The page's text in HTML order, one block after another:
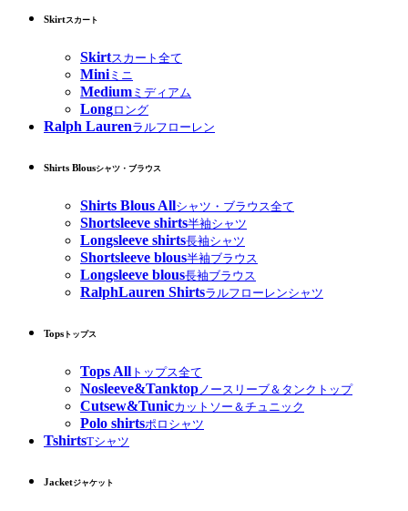
Skirtスカート
Skirtスカート全て
Miniミニ
Medium ミディアム
Longロング
Ralph Laurenラルフローレン
Shirts Blousシャツ・ブラウス
Shirts Blous Allシャツ・ブラウス全て
Shortsleeve shirts半袖シャツ
Longsleeve shirts長袖シャツ
Shortsleeve blous半袖ブラウス
Longsleeve blous長袖ブラウス
RalphLauren Shirtsラルフローレンシャツ
Tops トップス
Tops All トップス全て
Nosleeve&Tanktopノースリーブ＆タンクトップ
Cutsew&Tunicカットソー＆チュニック
Polo shirtsポロシャツ
TshirtsTシャツ
Jacketジャケット